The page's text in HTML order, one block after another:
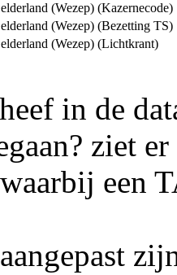
(Wezep) (Kazernecode)
(Wezep) (Bezetting TS)
(Wezep) (Lichtkrant)
in de
ziet
een